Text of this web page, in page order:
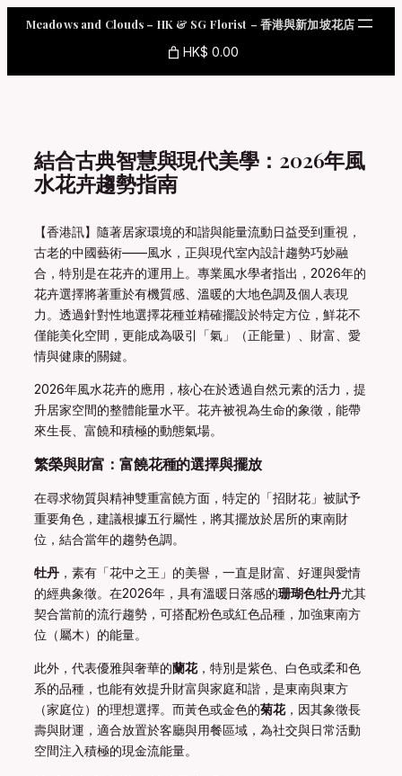
Meadows and Clouds – HK & SG Florist – 香港與新加坡花店
HK$ 0.00
結合古典智慧與現代美學：2026年風
水花卉趨勢指南
【香港訊】隨著居家環境的和諧與能量流動日益受到重視，
古老的中國藝術——風水，正與現代室內設計趨勢巧妙融
合，特別是在花卉的運用上。專業風水學者指出，2026年的
花卉選擇將著重於有機質感、溫暖的大地色調及個人表現
力。透過針對性地選擇花種並精確擺設於特定方位，鮮花不
僅能美化空間，更能成為吸引「氣」（正能量）、財富、愛
情與健康的關鍵。
2026年風水花卉的應用，核心在於透過自然元素的活力，提
升居家空間的整體能量水平。花卉被視為生命的象徵，能帶
來生長、富饒和積極的動態氣場。
繁榮與財富：富饒花種的選擇與擺放
在尋求物質與精神雙重富饒方面，特定的「招財花」被賦予
重要角色，建議根據五行屬性，將其擺放於居所的東南財
位，結合當年的趨勢色調。
牡丹 ，素有「花中之王」的美譽，一直是財富、好運與愛情
的經典象徵。在2026年，具有溫暖日落感的珊瑚色牡丹尤其
契合當前的流行趨勢，可搭配粉色或紅色品種，加強東南方
位（屬木）的能量。
此外，代表優雅與奢華的蘭花，特別是紫色、白色或柔和色
系的品種，也能有效提升財富與家庭和諧，是東南與東方
（家庭位）的理想選擇。而黃色或金色的菊花，因其象徵長
壽與財運，適合放置於客廳與用餐區域，為社交與日常活動
空間注入積極的現金流能量。